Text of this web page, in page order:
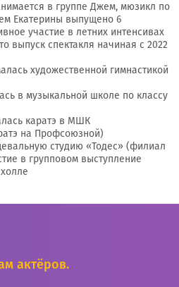
в группе Джем, мюзикл по
Екатерины выпущено 6
участие в летних интенсивах
выпуск спектакля начиная с 2022
художественной гимнастикой
в музыкальной школе по классу
каратэ в МШК
на Профсоюзной)
студию «Тодес» (филиал
в групповом выступление
актёров.